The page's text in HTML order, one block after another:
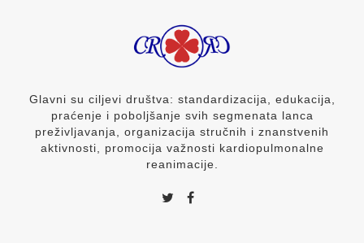
Glavni su ciljevi društva: standardizacija, edukacija,
praćenje i poboljšanje svih segmenata lanca
preživljavanja, organizacija stručnih i znanstvenih
aktivnosti, promocija važnosti kardiopulmonalne
reanimacije.